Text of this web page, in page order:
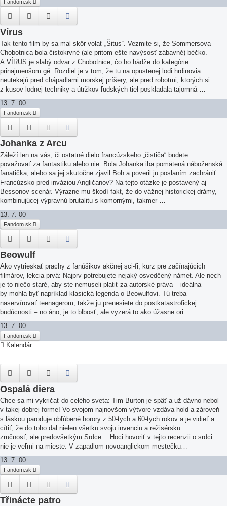
Fandom.sk
Vírus
Tak tento film by sa mal skôr volať „Šitus“. Vezmite si, že Sommersova
Chobotnica bola čistokrvné (ale pritom ešte navýsosť zábavné) béčko.
A VÍRUS je slabý odvar z Chobotnice, čo ho hádže do kategórie
prinajmenšom gé. Rozdiel je v tom, že tu na opustenej lodi hrdinovia
neutekajú pred chápadlami morskej príšery, ale pred robotmi, ktorých si
z kusov lodnej techniky a útržkov ľudských tiel poskladala tajomná …
13. 7. 00
Fandom.sk
Johanka z Arcu
Záleží len na vás, či ostatné dielo francúzskeho „čističa“ budete
považovať za fantastiku alebo nie. Bola Johanka iba pomätená náboženská
fanatička, alebo sa jej skutočne zjavil Boh a poveril ju poslaním zachrániť
Francúzsko pred inváziou Angličanov? Na tejto otázke je postavený aj
Bessonov scenár. Výrazne mu škodí fakt, že do vážnej historickej drámy,
kombinujúcej výpravnú brutalitu s komornými, takmer …
13. 7. 00
Fandom.sk
Beowulf
Ako vytrieskať prachy z fanúšikov akčnej sci-fi, kurz pre začínajúcich
filmárov, lekcia prvá: Najprv potrebujete nejaký osvedčený námet. Ale nech
je to niečo staré, aby ste nemuseli platiť za autorské práva – ideálna
by mohla byť napríklad klasická legenda o Beowulfovi. Tú treba
naservírovať teenagerom, takže ju prenesiete do postkatastrofickej
budúcnosti – no áno, je to blbosť, ale vyzerá to ako úžasne ori…
13. 7. 00
Fandom.sk
Kalendár
Ospalá diera
Chce sa mi vykričať do celého sveta: Tim Burton je späť a už dávno nebol
v takej dobrej forme! Vo svojom najnovšom výtvore vzdáva hold a zároveň
s láskou paroduje obľúbené horory z 50-tych a 60-tych rokov a je vidieť a
cítiť, že do toho dal nielen všetku svoju invenciu a režisérsku
zručnosť, ale predovšetkým Srdce… Hoci hovoriť v tejto recenzii o srdci
nie je veľmi na mieste. V zapadlom novoanglickom mestečku…
13. 7. 00
Fandom.sk
Třinácte patro